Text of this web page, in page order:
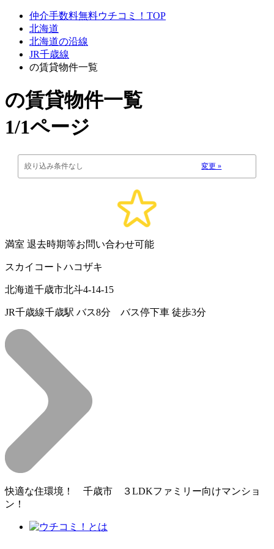
仲介手数料無料ウチコミ！TOP
北海道
北海道の沿線
JR千歳線
の賃貸物件一覧
の賃貸物件一覧
1/1ページ
絞り込み条件なし 変更 »
満室 退去時期等お問い合わせ可能
スカイコートハコザキ
北海道千歳市北斗4-14-15
JR千歳線千歳駅 バス8分 バス停下車 徒歩3分
快適な住環境！ 千歳市 ３LDKファミリー向けマンショ
ン！